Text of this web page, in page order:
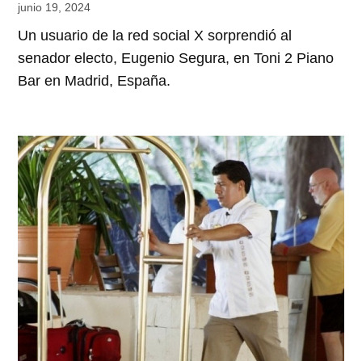
junio 19, 2024
Un usuario de la red social X sorprendió al
senador electo, Eugenio Segura, en Toni 2 Piano
Bar en Madrid, España.